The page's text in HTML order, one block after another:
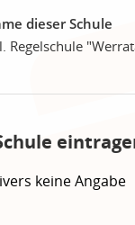
dieser Schule
Regelschule
keine Angabe